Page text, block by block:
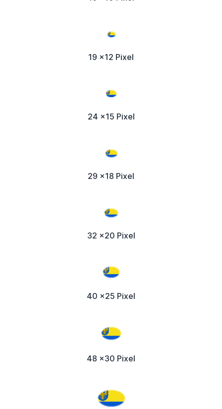
19 x12 Pixel
24 x15 Pixel
29 x18 Pixel
32 x20 Pixel
40 x25 Pixel
48 x30 Pixel